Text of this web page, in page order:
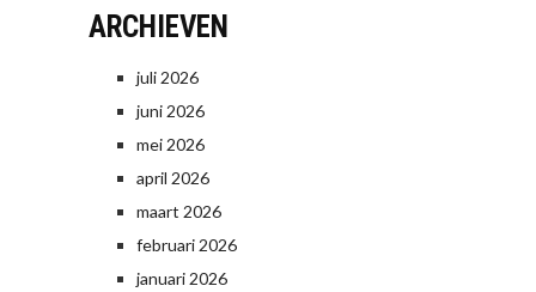
ARCHIEVEN
juli 2026
juni 2026
mei 2026
april 2026
maart 2026
februari 2026
januari 2026